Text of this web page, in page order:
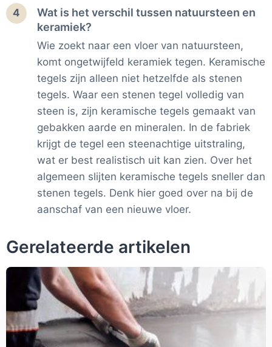
4
Wat is het verschil tussen natuursteen en
keramiek?
Wie zoekt naar een vloer van natuursteen,
komt ongetwijfeld keramiek tegen. Keramische
tegels zijn alleen niet hetzelfde als stenen
tegels. Waar een stenen tegel volledig van
steen is, zijn keramische tegels gemaakt van
gebakken aarde en mineralen. In de fabriek
krijgt de tegel een steenachtige uitstraling,
wat er best realistisch uit kan zien. Over het
algemeen slijten keramische tegels sneller dan
stenen tegels. Denk hier goed over na bij de
aanschaf van een nieuwe vloer.
Gerelateerde artikelen